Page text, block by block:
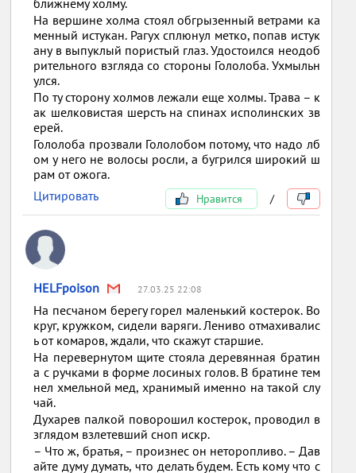
На вершине холма стоял обгрызенный ветрами ка
менный истукан. Рагух сплюнул метко, попав истук
ану в выпуклый пористый глаз. Удостоился неодоб
рительного взгляда со стороны Гололоба. Ухмыльн
улся.
По ту сторону холмов лежали еще холмы. Трава – к
ак шелковистая шерсть на спинах исполинских зв
ерей.
Гололоба прозвали Гололобом потому, что надо лб
ом у него не волосы росли, а бугрился широкий ш
рам от ожога.
Цитировать
Нравится /
HELFpoison 27.03.25 22:08
На песчаном берегу горел маленький костерок. Во
круг, кружком, сидели варяги. Лениво отмахивалис
ь от комаров, ждали, что скажут старшие.
На перевернутом щите стояла деревянная братин
а с ручками в форме лосиных голов. В братине тем
нел хмельной мед, хранимый именно на такой слу
чай.
Духарев палкой поворошил костерок, проводил в
зглядом взлетевший сноп искр.
– Что ж, братья, – произнес он неторопливо. – Дав
айте думу думать, что делать будем. Есть кому что с